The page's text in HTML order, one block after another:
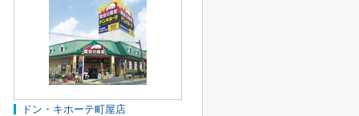
ドン・キホーテ町屋店